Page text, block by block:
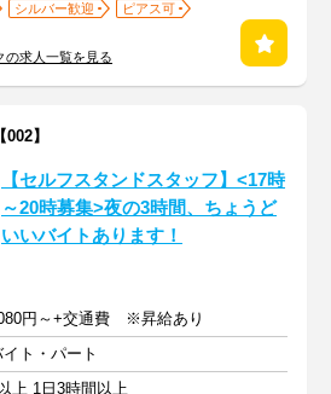
シルバー歓迎
ピアス可
の求人一覧を見る
】
【セルフスタンドスタッフ】<17時
～20時募集>夜の3時間、ちょうど
いいバイトあります！
円～+交通費 ※昇給あり
ト・パート
上 1日3時間以上